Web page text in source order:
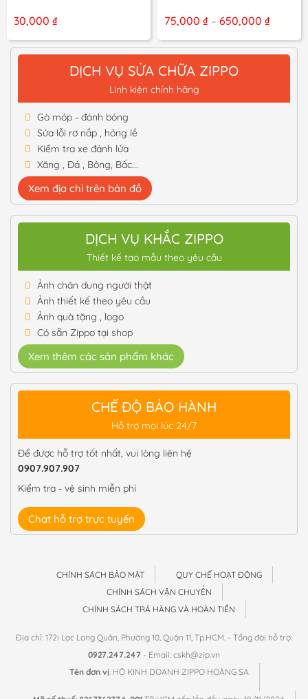
30,000 ₫ 75,000 ₫ – 650,000 ₫Khoảng
từ
75,000 ₫
DỊCH VỤ SỬA CHỮA ZIPPO
Linh kiện chính hãng
Gò móp - đánh bóng
Sửa lỗi rơ nắp , hỏng lề
Kiểm tra xe đánh lửa
Xăng , Đá , Bông, Bấc...
Xem địa chỉ trên bản đồ
DỊCH VỤ KHẮC ZIPPO
Thiết kế tạo mẫu theo yêu cầu
Ảnh chân dung người thật
Ảnh thiết kế theo yêu cầu
Ảnh quà tặng , logo
Có sẵn Zippo tại shop
Xem thêm các sản phẩm khác
CHẾ ĐỘ BẢO HÀNH
Hỗ trợ mọi lúc 24/7
Để được hỗ trợ tốt nhất, vui lòng liên hệ
0907.907.907
Kiểm tra - vệ sinh miễn phí
Chat hỗ trợ trực tuyến
CHÍNH SÁCH BẢO MẬT
QUY CHẾ HOẠT ĐỘNG
CHÍNH SÁCH VẬN CHUYỂN
CHÍNH SÁCH TRẢ HÀNG VÀ HOÀN TIỀN
Địa chỉ: 172i Lạc Long Quân, Phường 10, Quận 11, Tp.HCM. - Tổng đài hỗ trợ:
0927.247.247 - Email: cskh@zip.vn
Tên đơn vị: HỘ KINH DOANH ZIPPO HOÀNG SA